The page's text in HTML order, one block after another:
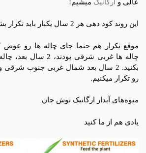
عالی و ارگانیک میشیم!
این روند کود دهی هر 2 سال یکبار باید تکرار بشه.
موقع تکرار هم حتما جای چاله ها رو عوض
چاله ها غربی شرقی
بکنید. 2 سال بعد شمال غربی جنوب
رو تکرار میکنیم.
میوه‌های آبدار ارگانیک نوش جان
یادی هم از ما کنید